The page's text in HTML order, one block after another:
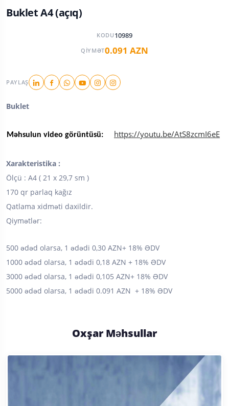
Buklet A4 (açıq)
KODU 10989
QIYMƏT0.091 AZN
PAYLAŞ
Buklet
Məhsulun video görüntüsü: https://youtu.be/AtS8zcmI6eE
Xarakteristika :
Ölçü : A4 ( 21 x 29,7 sm )
170 qr parlaq kağız
Qatlama xidməti daxildir.
Qiymətlər:
500 ədəd olarsa, 1 ədədi 0,30 AZN+ 18% ƏDV
1000 ədəd olarsa, 1 ədədi 0,18 AZN + 18% ƏDV
3000 ədəd olarsa, 1 ədədi 0,105 AZN+ 18% ƏDV
5000 ədəd olarsa, 1 ədədi 0.091 AZN + 18% ƏDV
Oxşar Məhsullar